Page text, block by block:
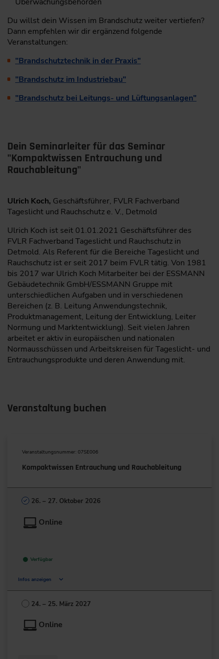
Du willst dein Wissen im Brandschutz weiter vertiefen?
Dann empfehlen wir dir ergänzend folgende
Veranstaltungen:
"Brandschutztechnik in der Praxis"
"Brandschutz im Industriebau"
"Brandschutz bei Leitungs- und Lüftungsanlagen"
Dein Seminarleiter für das Seminar
"Kompaktwissen Entrauchung und
Rauchableitung"
Ulrich Koch, Geschäftsführer, FVLR Fachverband
Tageslicht und Rauchschutz e. V., Detmold
Ulrich Koch ist seit 01.01.2021 Geschäftsführer des
FVLR Fachverband Tageslicht und Rauchschutz in
Detmold. Als Referent für die Bereiche Tageslicht und
Rauchschutz ist er seit 2017 beim FVLR tätig. Von 1981
bis 2017 war Ulrich Koch Mitarbeiter bei der ESSMANN
Gebäudetechnik GmbH/ESSMANN Gruppe mit
unterschiedlichen Aufgaben und in verschiedenen
Bereichen (z. B. Leitung Anwendungstechnik,
Produktmanagement, Leitung der Entwicklung, Leiter
Normung und Marktentwicklung). Seit vielen Jahren
arbeitet er aktiv in europäischen und nationalen
Normausschüssen und Arbeitskreisen für Tageslicht- und
Entrauchungsprodukte und deren Anwendung mit.
Veranstaltung buchen
Veranstaltungsnummer: 07SE006
Kompaktwissen Entrauchung und Rauchableitung
26. – 27. Oktober 2026
Online
Verfügbar
Infos anzeigen
Deutschland
+49 211/6214-201
24. – 25. März 2027
Online